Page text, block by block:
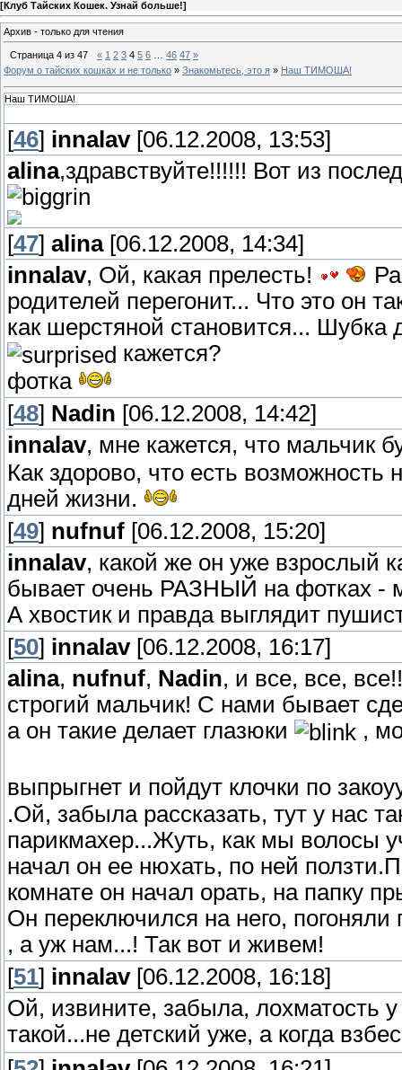
[Клуб Тайских Кошек. Узнай больше!]
Архив - только для чтения
Страница 4 из 47 « 1 2 3 4 5 6 46 47 »
Форум о тайских кошках и не только » Знакомьтесь, это я » Наш ТИМОША!
Наш ТИМОША!
[46] innalav[06.12.2008, 13:53]
alina,здравствуйте!!!!!! Вот из
[47] alina[06.12.2008, 14:34]
innalav, Ой, какая прелесть!
родителей перегонит... Что это он
как шерстяной становится...
кажется?
фотка
[48] Nadin [06.12.2008, 14:42]
innalav, мне кажется, что мальчик
Как здорово, что есть
дней жизни.
[49] nufnuf [06.12.2008, 15:20]
innalav, какой же он уже взрослый
бывает очень РАЗНЫЙ на фотках -
А хвостик и правда выглядит
[50] innalav[06.12.2008, 16:17]
alina, nufnuf, Nadin, и все, все,
строгий мальчик! С нами бывает
а он такие делает глазюки
,
выпрыгнет и пойдут клочки по
.Ой, забыла рассказать, тут у нас
парикмахер...Жуть, как мы волосы
начал он ее нюхать, по ней
комнате он начал орать, на папку
Он переключился на него,
, а уж нам...! Так вот и живем!
[51] innalav[06.12.2008, 16:18]
Ой, извините, забыла, лохматость
такой...не детский уже, а когда